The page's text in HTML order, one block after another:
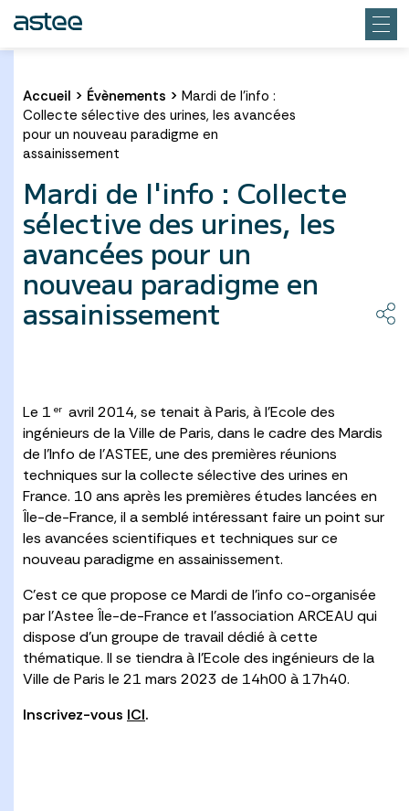
Accueil > Évènements > Mardi de l'info :
Collecte sélective des urines, les avancées
pour un nouveau paradigme en
assainissement
Mardi de l'info : Collecte
sélective des urines, les
avancées pour un
nouveau paradigme en
assainissement
Le 1 er avril 2014, se tenait à Paris, à l’Ecole des
ingénieurs de la Ville de Paris, dans le cadre des Mardis
de l’Info de l’ASTEE, une des premières réunions
techniques sur la collecte sélective des urines en
France. 10 ans après les premières études lancées en
Île-de-France, il a semblé intéressant faire un point sur
les avancées scientifiques et techniques sur ce
nouveau paradigme en assainissement.
C’est ce que propose ce Mardi de l’info co-organisée
par l’Astee Île-de-France et l’association ARCEAU qui
dispose d’un groupe de travail dédié à cette
thématique. Il se tiendra à l’Ecole des ingénieurs de la
Ville de Paris le 21 mars 2023 de 14h00 à 17h40.
Inscrivez-vous ICI.